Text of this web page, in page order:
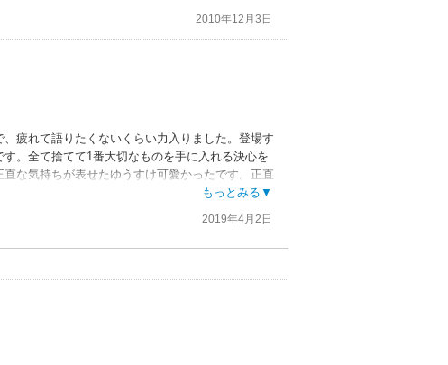
わ、でも身体は欲しくて欲しくて、入れる前に二
2010年12月3日
疲れて語りたくないくらい力入りました。登場す
。全て捨てて1番大切なものを手に入れる決心を
な気持ちが表せたゆうすけ可愛かったです。正直
もっとみる▼
2019年4月2日